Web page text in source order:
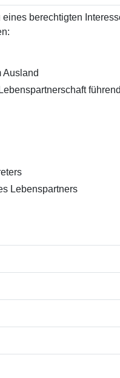
berechtigten
Ausland
führend
Lebenspartners